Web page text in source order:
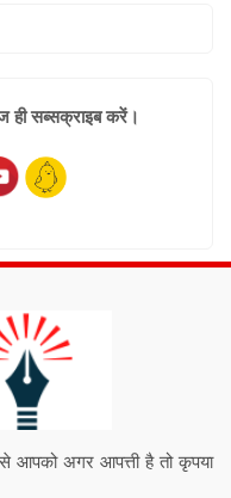
सब्सक्राइब करें।
से आपको अगर आपत्ती है तो कृपया